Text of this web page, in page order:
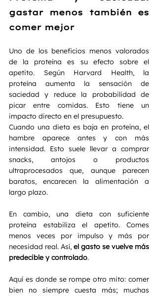
gastar menos también es
comer mejor
Uno de los beneficios menos valorados
de la proteína es su efecto sobre el
apetito. Según Harvard Health, la
proteína aumenta la sensación de
saciedad y reduce la probabilidad de
picar entre comidas. Esto tiene un
impacto directo en el presupuesto.
Cuando una dieta es baja en proteína, el
hambre aparece antes y con más
intensidad. Esto suele llevar a comprar
snacks, antojos o productos
ultraprocesados que, aunque parecen
baratos, encarecen la alimentación a
largo plazo.
En cambio, una dieta con suficiente
proteína estabiliza el apetito. Comes
menos veces por impulso y más por
necesidad real. Así, el gasto se vuelve más
predecible y controlado.
Aquí es donde se rompe otro mito: comer
bien no siempre cuesta más; muchas